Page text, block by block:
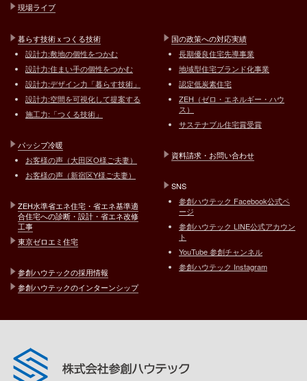
現場ライブ
暮らす技術ｘつくる技術
設計力:敷地の個性をつかむ
設計力:住まい手の個性をつかむ
設計力:デザイン力「暮らす技術」
設計力:空間を可視化して提案する
施工力:「つくる技術」
パッシブ冷暖
お客様の声（大田区O様ご夫妻）
お客様の声（新宿区Y様ご夫妻）
ZEH水準省エネ住宅・省エネ基準適
合住宅への診断・設計・省エネ改修
工事
東京ゼロエミ住宅
参創ハウテックの採用情報
参創ハウテックのインターンシップ
国の政策への対応実績
長期優良住宅先導事業
地域型住宅ブランド化事業
認定低炭素住宅
ZEH（ゼロ・エネルギー・ハウ
ス）
サステナブル住宅賞受賞
資料請求・お問い合わせ
SNS
参創ハウテック Facebook公式ペ
ージ
参創ハウテック LINE公式アカウン
ト
YouTube 参創チャンネル
参創ハウテック Instagram